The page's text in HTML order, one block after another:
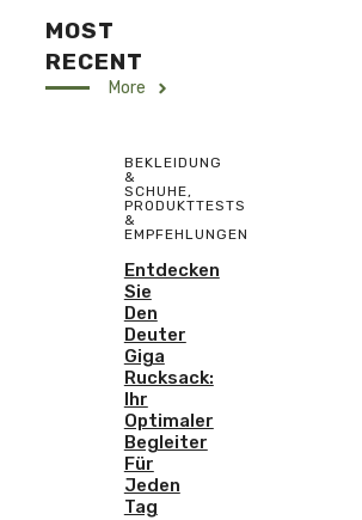
MOST
RECENT
More
BEKLEIDUNG
&
SCHUHE,
PRODUKTTESTS
&
EMPFEHLUNGEN
Entdecken
Sie
Den
Deuter
Giga
Rucksack:
Ihr
Optimaler
Begleiter
Für
Jeden
Tag